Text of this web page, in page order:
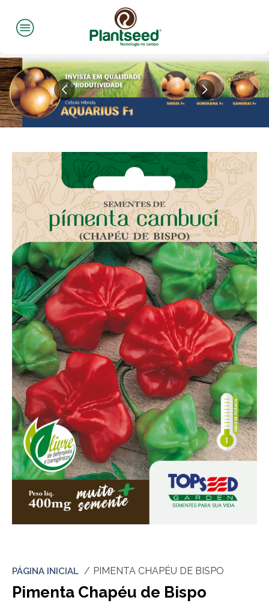
PÁGINA INICIAL PIMENTA CHAPÉU DE BISPO
Pimenta Chapéu de Bispo